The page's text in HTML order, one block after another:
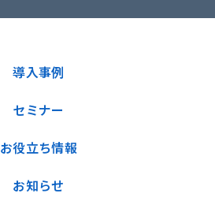
導入事例
セミナー
お役立ち情報
お知らせ